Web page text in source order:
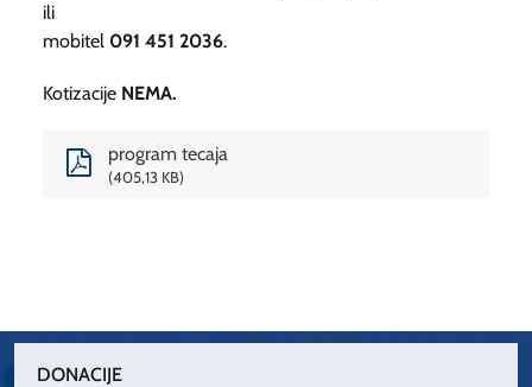
ili
mobitel 091 451 2036.
Kotizacije NEMA.
program tecaja
405,13 KB
DONACIJE